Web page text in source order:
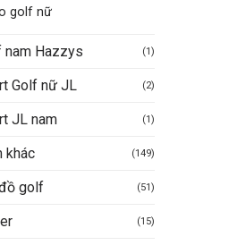
golf nữ
nam Hazzys (1)
Golf nữ JL (2)
JL nam (1)
khác (149)
golf (51)
(15)